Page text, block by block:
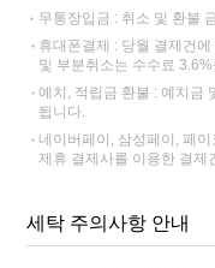
무통장입금 : 취소 및 환불
휴대폰결제 : 당월 결제건
및 부분취소는 수수료
예치, 적립금 환불 : 예치금
됩니다.
네이버페이, 삼성페이, 페
제휴 결제사를 이용한 결제
세탁 주의사항 안내